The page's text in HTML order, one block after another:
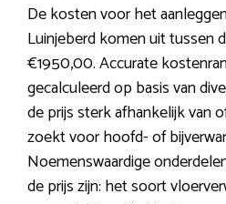
De kosten voor het
Luinjeberd komen uit
€1950,00. Accurate
gecalculeerd op basis van
de prijs sterk afhankelijk van
zoekt voor hoofd- of
Noemenswaardige
de prijs zijn: het soort